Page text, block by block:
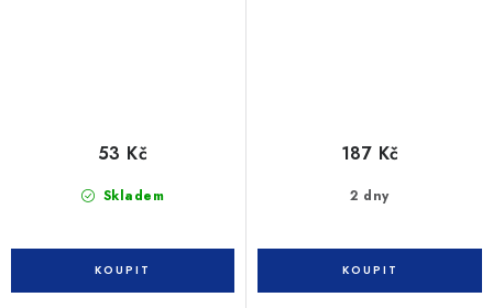
Skladem
53 Kč
2 dny
187 Kč